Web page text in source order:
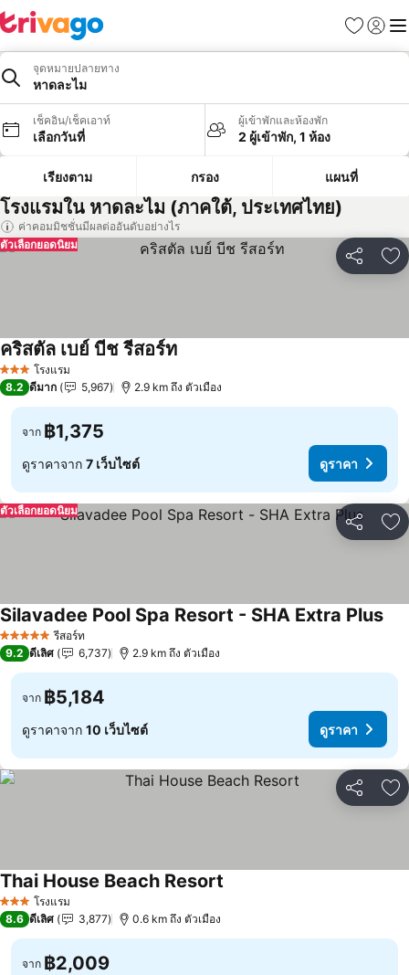
รายการโป
เข้าสู่ร
เมนู
จุดหมายปลายทาง
หาดละไม
เช็คอิน/เช็คเอาท์
เลือกวันที่
ผู้เข้าพักและห้องพัก
2 ผู้เข้าพัก, 1 ห้อง
เรียงตาม กรอง แผนที่
โรงแรมใน หาดละไม (ภาคใต้, ประเทศไทย)
ค่าคอมมิชชั่นมีผลต่ออันดับอย่างไร
แชร์ เ
ตัวเลือกยอดนิยม
3 ดาว โรงแรม
คริสตัล เบย์ บีช รีสอร์ทดูราคา
8.2 ดีมาก 5,967 2.9 km ถึง ตัวเมือง
จาก ฿1,375
ดูราคาจาก 7 เว็บไซต์ ดูราคา
แชร์ เ
ตัวเลือกยอดนิยม
5 ดาว รีสอร์ท
Silavadee Pool Spa Resort - SHA Extra Plusดูร
9.2 ดีเลิศ 6,737 2.9 km ถึง ตัวเมือง
จาก ฿5,184
ดูราคาจาก 10 เว็บไซต์ ดูราคา
แชร์ เ
3 ดาว โรงแรม
Thai House Beach Resort
8.6 ดีเลิศ 3,877 0.6 km ถึง ตัวเมือง
จาก ฿2,009